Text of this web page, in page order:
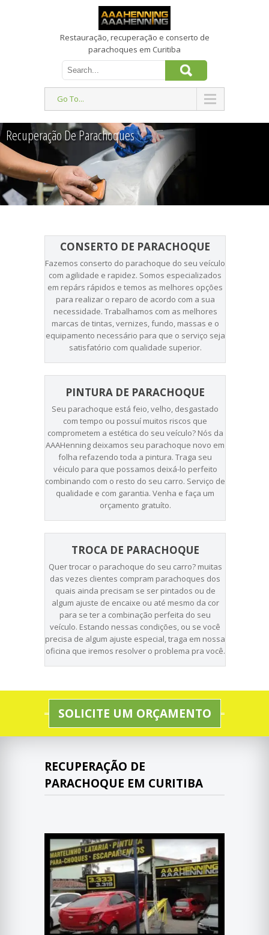
Restauração, recuperação e conserto de
parachoques em Curitiba
Go To...
Recuperação De Parachoques
CONSERTO DE PARACHOQUE
Fazemos conserto do parachoque do seu veículo
com agilidade e rapidez. Somos especializados
em repárs rápidos e temos as melhores opções
para realizar o reparo de acordo com a sua
necessidade. Trabalhamos com as melhores
marcas de tintas, vernizes, fundo, massas e o
equipamento necessário para que o serviço seja
satisfatório com qualidade superior.
PINTURA DE PARACHOQUE
Seu parachoque está feio, velho, desgastado
com tempo ou possuí muitos riscos que
comprometem a estética do seu veículo? Nós da
AAAHenning deixamos seu parachoque novo em
folha refazendo toda a pintura. Traga seu
véiculo para que possamos deixá-lo perfeito
combinando com o resto do seu carro. Serviço de
qualidade e com garantia. Venha e faça um
orçamento gratuíto.
TROCA DE PARACHOQUE
Quer trocar o parachoque do seu carro? muitas
das vezes clientes compram parachoques dos
quais ainda precisam se ser pintados ou de
algum ajuste de encaixe ou até mesmo da cor
para se ter a combinação perfeita do seu
veículo. Estando nessas condições, ou se você
precisa de algum ajuste especial, traga em nossa
oficina que iremos resolver o problema pra você.
SOLICITE UM ORÇAMENTO
RECUPERAÇÃO DE
PARACHOQUE EM CURITIBA